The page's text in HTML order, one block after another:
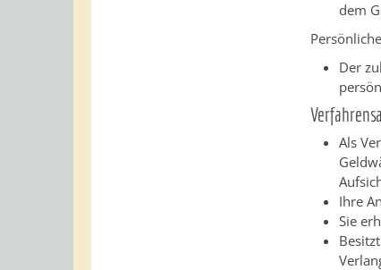
dem
Der
Als
Ihre
Sie